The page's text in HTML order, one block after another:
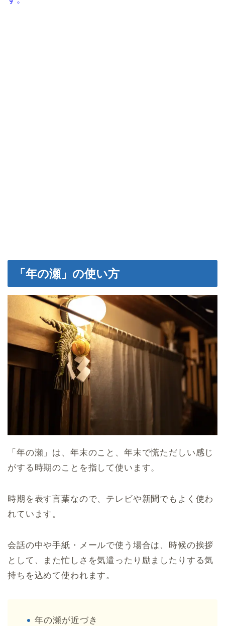
「年の瀬」の使い方
「年の瀬」は、年末のこと、年末で慌ただしい感じ
がする時期のことを指して使います。
時期を表す言葉なので、テレビや新聞でもよく使わ
れています。
会話の中や手紙・メールで使う場合は、時候の挨拶
として、また忙しさを気遣ったり励ましたりする気
持ちを込めて使われます。
年の瀬が近づき